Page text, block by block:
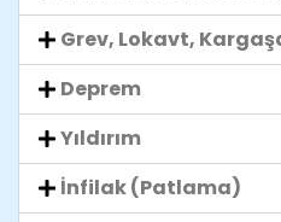
Grev, Lokavt,
Deprem
Yıldırım
İnfilak (Patlama)